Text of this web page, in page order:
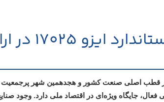
مشاوره
قطب اصلی صنعت کشور و هجدهمین شهر پرجمعیت